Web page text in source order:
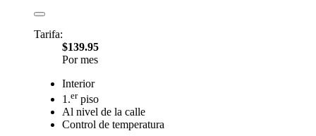
Tarifa:
$139.95
Por mes
Interior
1.erpiso
Al nivel de la calle
Control de temperatura